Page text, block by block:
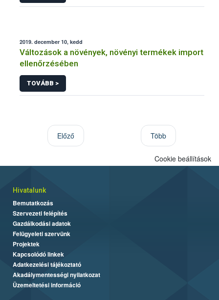
2019. december 10, kedd
Változások a növények, növényi termékek import
ellenőrzésében
TOVÁBB >
Előző Több
Cookie beállítások
Hivatalunk
Bemutatkozás
Szervezeti felépítés
Gazdálkodási adatok
Felügyeleti szervünk
Projektek
Kapcsolódó linkek
Adatkezelési tájékoztató
Akadálymentességi nyilatkozat
Üzemeltetési információ